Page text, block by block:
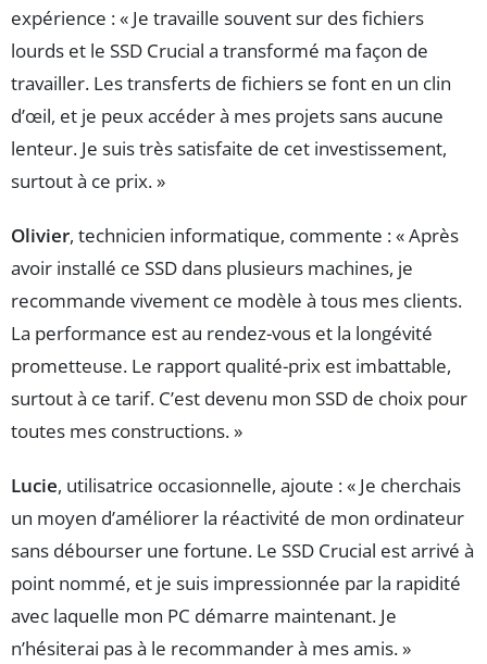
expérience : « Je travaille souvent sur des fichiers
lourds et le SSD Crucial a transformé ma façon de
travailler. Les transferts de fichiers se font en un clin
d’œil, et je peux accéder à mes projets sans aucune
lenteur. Je suis très satisfaite de cet investissement,
surtout à ce prix. »
Olivier, technicien informatique, commente : « Après
avoir installé ce SSD dans plusieurs machines, je
recommande vivement ce modèle à tous mes clients.
La performance est au rendez-vous et la longévité
prometteuse. Le rapport qualité-prix est imbattable,
surtout à ce tarif. C’est devenu mon SSD de choix pour
toutes mes constructions. »
Lucie, utilisatrice occasionnelle, ajoute : « Je cherchais
un moyen d’améliorer la réactivité de mon ordinateur
sans débourser une fortune. Le SSD Crucial est arrivé à
point nommé, et je suis impressionnée par la rapidité
avec laquelle mon PC démarre maintenant. Je
n’hésiterai pas à le recommander à mes amis. »